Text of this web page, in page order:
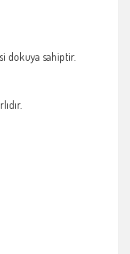
dokuya sahiptir.